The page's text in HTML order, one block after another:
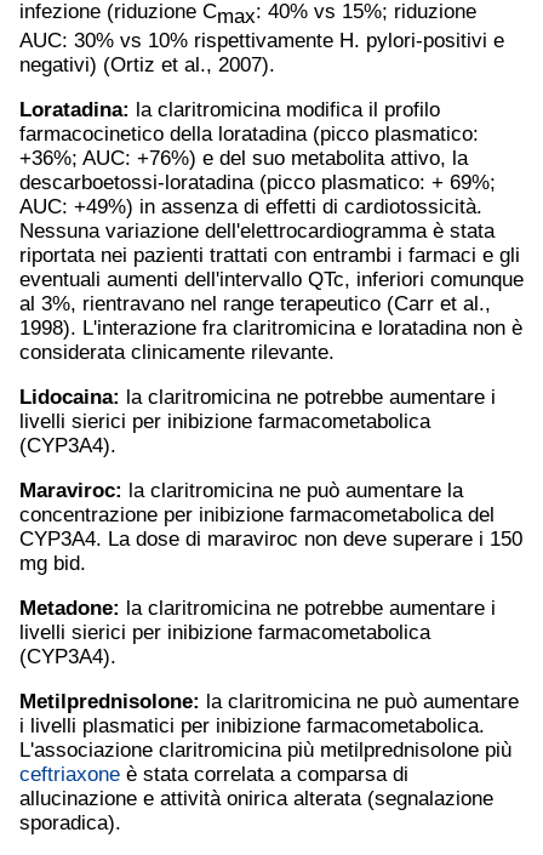
infezione (riduzione Cmax: 40% vs 15%; riduzione
AUC: 30% vs 10% rispettivamente H. pylori-positivi e
negativi) (Ortiz et al., 2007).
Loratadina: la claritromicina modifica il profilo
farmacocinetico della loratadina (picco plasmatico:
+36%; AUC: +76%) e del suo metabolita attivo, la
descarboetossi-loratadina (picco plasmatico: + 69%;
AUC: +49%) in assenza di effetti di cardiotossicità.
Nessuna variazione dell'elettrocardiogramma è stata
riportata nei pazienti trattati con entrambi i farmaci e gli
eventuali aumenti dell'intervallo QTc, inferiori comunque
al 3%, rientravano nel range terapeutico (Carr et al.,
1998). L'interazione fra claritromicina e loratadina non è
considerata clinicamente rilevante.
Lidocaina: la claritromicina ne potrebbe aumentare i
livelli sierici per inibizione farmacometabolica
(CYP3A4).
Maraviroc: la claritromicina ne può aumentare la
concentrazione per inibizione farmacometabolica del
CYP3A4. La dose di maraviroc non deve superare i 150
mg bid.
Metadone: la claritromicina ne potrebbe aumentare i
livelli sierici per inibizione farmacometabolica
(CYP3A4).
Metilprednisolone: la claritromicina ne può aumentare
i livelli plasmatici per inibizione farmacometabolica.
L'associazione claritromicina più metilprednisolone più
ceftriaxone è stata correlata a comparsa di
allucinazione e attività onirica alterata (segnalazione
sporadica).